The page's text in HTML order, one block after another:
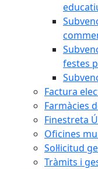
festes
Factura
Farmàcies
Finestreta
Oficines
Sol·licitud
Tràmits i